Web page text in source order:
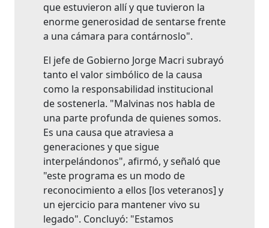
que estuvieron allí y que tuvieron la
enorme generosidad de sentarse frente
a una cámara para contárnoslo".
El jefe de Gobierno Jorge Macri subrayó
tanto el valor simbólico de la causa
como la responsabilidad institucional
de sostenerla. "Malvinas nos habla de
una parte profunda de quienes somos.
Es una causa que atraviesa a
generaciones y que sigue
interpelándonos", afirmó, y señaló que
"este programa es un modo de
reconocimiento a ellos [los veteranos] y
un ejercicio para mantener vivo su
legado". Concluyó: "Estamos